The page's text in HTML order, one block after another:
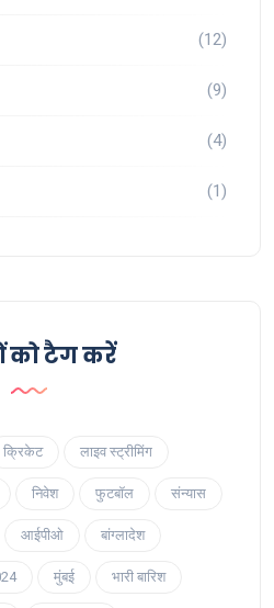
(12)
(9)
(4)
(1)
को टैग करें
क्रिकेट लाइव स्ट्रीमिंग
निवेश फुटबॉल संन्यास
आईपीओ बांग्लादेश
मुंबई भारी बारिश